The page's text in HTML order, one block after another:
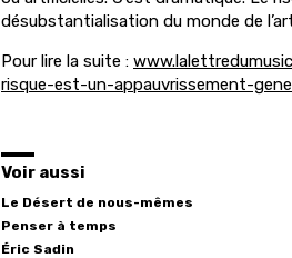
désubstantialisation du monde de
Pour lire la suite :
risque-est-un-appauvrissement-
Voir aussi
Le Désert de nous-mêmes
Penser à temps
Éric Sadin